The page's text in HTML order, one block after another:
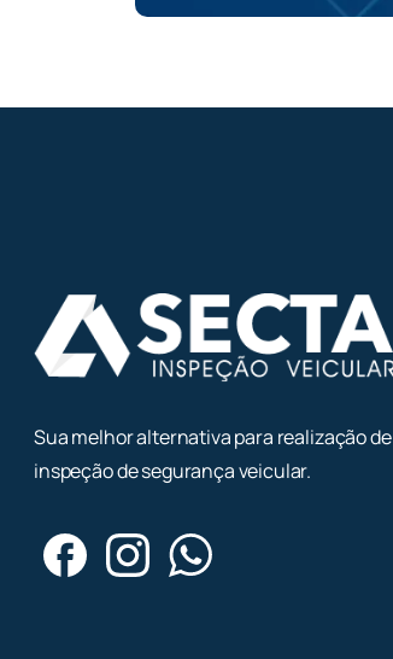
Sua melhor alternativa para realização de
inspeção de segurança veicular.